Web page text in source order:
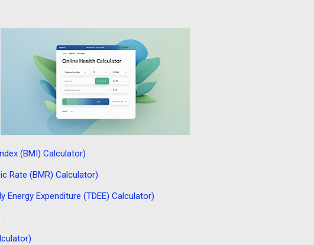
(BMI) Calculator)
Rate (BMR) Calculator)
Energy Expenditure (TDEE) Calculator)